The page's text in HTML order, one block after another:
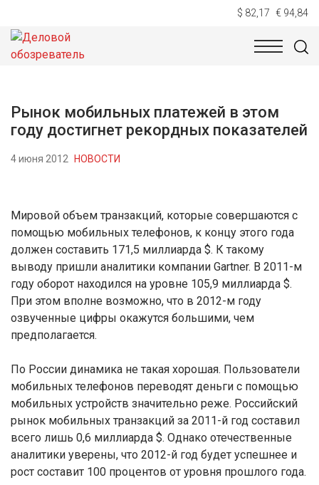
$ 82,17 € 94,84
НОВОСТИ
Рынок мобильных платежей в этом
году достигнет рекордных показателей
4 июня 2012 НОВОСТИ
Мировой объем транзакций, которые совершаются с
помощью мобильных телефонов, к концу этого года
должен составить 171,5 миллиарда $. К такому
выводу пришли аналитики компании Gartner. В 2011-м
году оборот находился на уровне 105,9 миллиарда $.
При этом вполне возможно, что в 2012-м году
озвученные цифры окажутся большими, чем
предполагается.
По России динамика не такая хорошая. Пользователи
мобильных телефонов переводят деньги с помощью
мобильных устройств значительно реже. Российский
рынок мобильных транзакций за 2011-й год составил
всего лишь 0,6 миллиарда $. Однако отечественные
аналитики уверены, что 2012-й год будет успешнее и
рост составит 100 процентов от уровня прошлого года.